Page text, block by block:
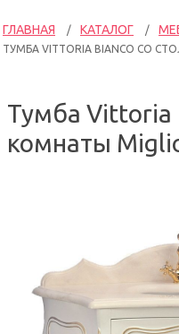
ГЛАВНАЯ / КАТАЛОГ /
ТУМБА VITTORIA BIANCO СО
Тумба Vittoria
комнаты